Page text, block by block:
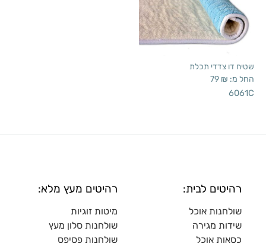
שטיח דו צדדי תכלת
החל מ: 79 ₪
6061C
רהיטים לבית:
שולחנות אוכל
שידות מגירה
כסאות אוכל
רהיטים מעץ מלא:
מיטות זוגיות
שולחנות סלון מעץ
שולחנות פסיפס